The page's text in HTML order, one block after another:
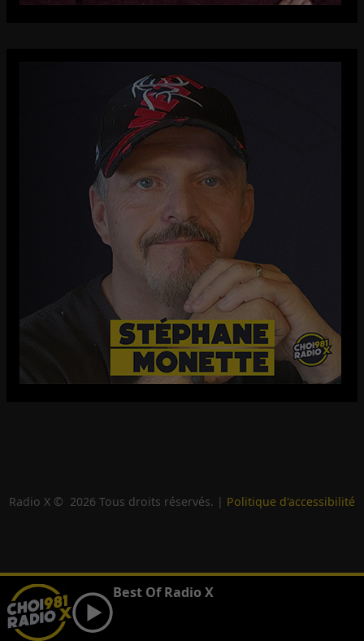
Radio X © 2026 Tous droits réservés. | Politique d'accessibilité
Best Of Radio X